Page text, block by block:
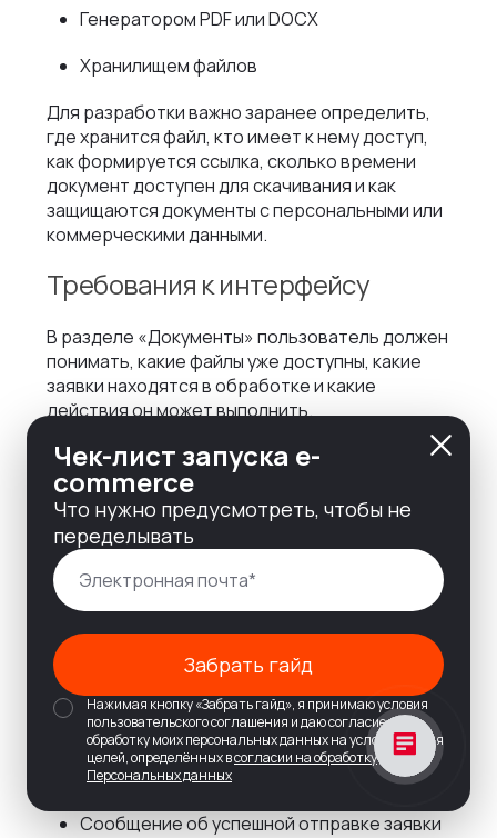
Генератором PDF или DOCX
Хранилищем файлов
Для разработки важно заранее определить,
где хранится файл, кто имеет к нему доступ,
как формируется ссылка, сколько времени
документ доступен для скачивания и как
защищаются документы с персональными или
коммерческими данными.
Требования к интерфейсу
В разделе «Документы» пользователь должен
понимать, какие файлы уже доступны, какие
заявки находятся в обработке и какие
действия он может выполнить.
В интерфейсе нужны:
Список доступных документов
Фильтр по типу документа
Фильтр по организации
Фильтр по заказу или периоду
Форма запроса документа
Кнопка скачивания файла
Сообщение об успешной отправке заявки
Чек-лист запуска e-
commerce
Что нужно предусмотреть, чтобы не
переделывать
Забрать гайд
Нажимая кнопку «Забрать гайд», я принимаю условия
пользовательского соглашения и даю согласие на
обработку моих персональных данных на условиях и для
целей, определённых всогласии на обработку
Персональных данных